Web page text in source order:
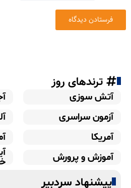
ترندهای روز
آتش سوزی
آزمون سراسری
آمریکا
آموزش و پرورش
پیشنهاد سردبیر